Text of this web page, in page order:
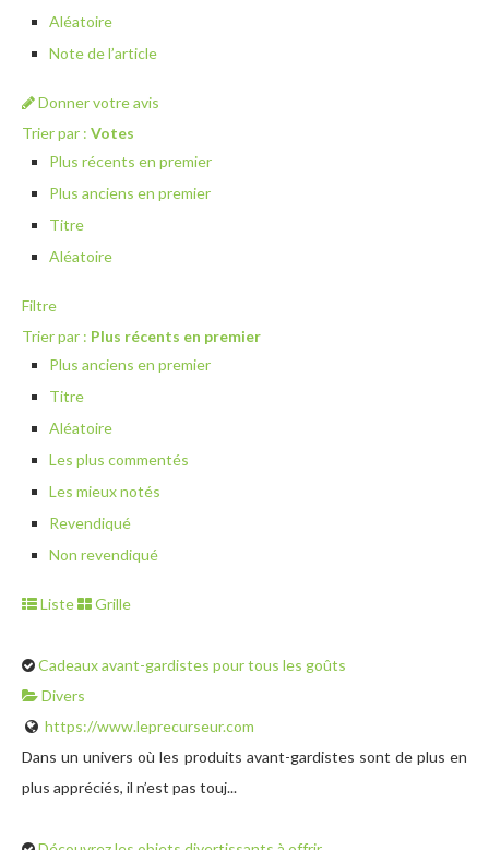
Aléatoire
Note de l’article
Donner votre avis
Trier par : Votes
Plus récents en premier
Plus anciens en premier
Titre
Aléatoire
Filtre
Trier par : Plus récents en premier
Plus anciens en premier
Titre
Aléatoire
Les plus commentés
Les mieux notés
Revendiqué
Non revendiqué
Liste Grille
Cadeaux avant-gardistes pour tous les goûts
Divers
https://www.leprecurseur.com
Dans un univers où les produits avant-gardistes sont de plus en
plus appréciés, il n’est pas touj...